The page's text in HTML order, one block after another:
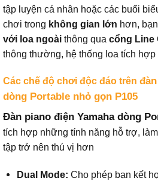
tập luyện cá nhân hoặc các buổi
chơi trong không gian lớn hơn,
với loa ngoài thông qua cổng Line
thông thường, hệ thống loa tích hợp
Các chế độ chơi độc đáo trên
dòng Portable nhỏ gọn P105
Đàn piano điện Yamaha dòng
tích hợp những tính năng hỗ trợ,
tập trở nên thú vị hơn
Dual Mode: Cho phép bạn kết